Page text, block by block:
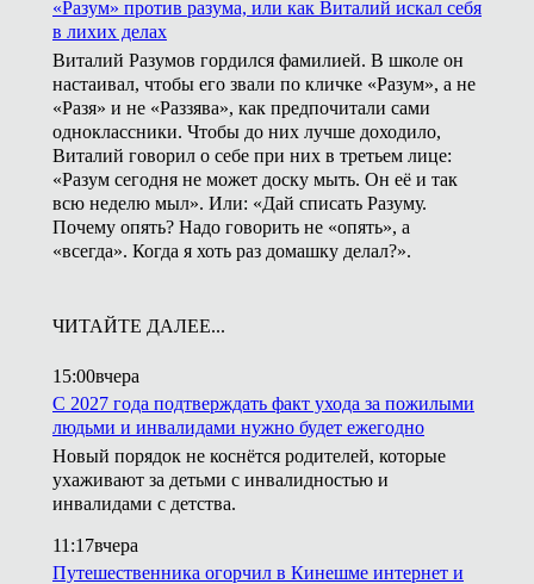
«Разум» против разума, или как Виталий искал себя
в лихих делах
Виталий Разумов гордился фамилией. В школе он
настаивал, чтобы его звали по кличке «Разум», а не
«Разя» и не «Раззява», как предпочитали сами
одноклассники. Чтобы до них лучше доходило,
Виталий говорил о себе при них в третьем лице:
«Разум сегодня не может доску мыть. Он её и так
всю неделю мыл». Или: «Дай списать Разуму.
Почему опять? Надо говорить не «опять», а
«всегда». Когда я хоть раз домашку делал?».
ЧИТАЙТЕ ДАЛЕЕ...
15:00вчера
С 2027 года подтверждать факт ухода за пожилыми
людьми и инвалидами нужно будет ежегодно
Новый порядок не коснётся родителей, которые
ухаживают за детьми с инвалидностью и
инвалидами с детства.
11:17вчера
Путешественника огорчил в Кинешме интернет и